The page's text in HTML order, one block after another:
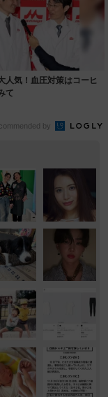
人気！血圧対策はコーヒ
て
by